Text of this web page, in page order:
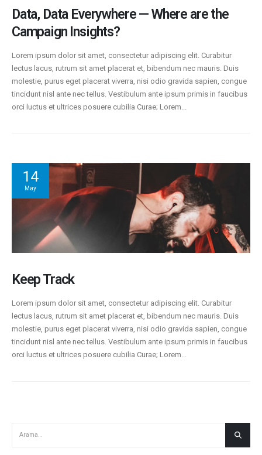
Data, Data Everywhere — Where are the
Campaign Insights?
Lorem ipsum dolor sit amet, consectetur adipiscing elit. Curabitur
lectus lacus, rutrum sit amet placerat et, bibendum nec mauris. Duis
molestie, purus eget placerat viverra, nisi odio gravida sapien, congue
tincidunt nisl ante nec tellus. Vestibulum ante ipsum primis in faucibus
orci luctus et ultrices posuere cubilia Curae; Lorem...
14
May
Keep Track
Lorem ipsum dolor sit amet, consectetur adipiscing elit. Curabitur
lectus lacus, rutrum sit amet placerat et, bibendum nec mauris. Duis
molestie, purus eget placerat viverra, nisi odio gravida sapien, congue
tincidunt nisl ante nec tellus. Vestibulum ante ipsum primis in faucibus
orci luctus et ultrices posuere cubilia Curae; Lorem...